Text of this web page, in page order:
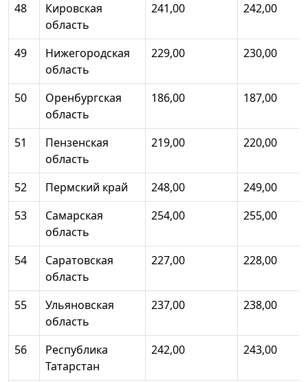
48
Кировская
область
241,00 242,00
49
Нижегородская
область
229,00 230,00
50
Оренбургская
область
186,00 187,00
51
Пензенская
область
219,00 220,00
52 Пермский край 248,00
249,00
53
Самарская
область
254,00 255,00
54
Саратовская
область
227,00 228,00
55
Ульяновская
область
237,00 238,00
56
Республика
Татарстан
242,00 243,00